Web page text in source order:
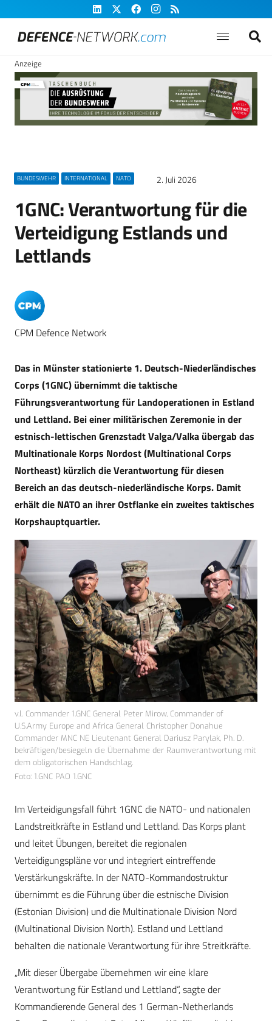
Anzeige
BUNDESWEHR INTERNATIONAL NATO 2. Juli 2026
1GNC: Verantwortung für die
Verteidigung Estlands und
Lettlands
CPM Defence Network
Das in Münster stationierte 1. Deutsch-Niederländisches
Corps (1GNC) übernimmt die taktische
Führungsverantwortung für Landoperationen in Estland
und Lettland. Bei einer militärischen Zeremonie in der
estnisch-lettischen Grenzstadt Valga/Valka übergab das
Multinationale Korps Nordost (Multinational Corps
Northeast) kürzlich die Verantwortung für diesen
Bereich an das deutsch-niederländische Korps. Damit
erhält die NATO an ihrer Ostflanke ein zweites taktisches
Korpshauptquartier.
v.l. Commander 1.GNC General Peter Mirow, Commander of
U.S.Army Europe and Africa General Christopher Donahue
Commander MNC NE Lieutenant General Dariusz Parylak, Ph. D.
bekräftigen/besiegeln die Übernahme der Raumverantwortung mit
dem obligatorischen Handschlag.
Foto: 1.GNC PAO 1.GNC
Im Verteidigungsfall führt 1GNC die NATO- und nationalen
Landstreitkräfte in Estland und Lettland. Das Korps plant
und leitet Übungen, bereitet die regionalen
Verteidigungspläne vor und integriert eintreffende
Verstärkungskräfte. In der NATO-Kommandostruktur
übernimmt es die Führung über die estnische Division
(Estonian Division) und die Multinationale Division Nord
(Multinational Division North). Estland und Lettland
behalten die nationale Verantwortung für ihre Streitkräfte.
„Mit dieser Übergabe übernehmen wir eine klare
Verantwortung für Estland und Lettland“, sagte der
Kommandierende General des 1 German-Netherlands